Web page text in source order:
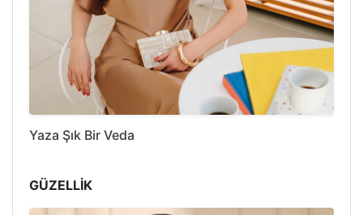
Yaza Şık Bir Veda
GÜZELLİK